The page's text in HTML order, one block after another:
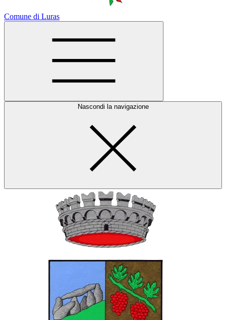
Comune di Luras
Nascondi la navigazione